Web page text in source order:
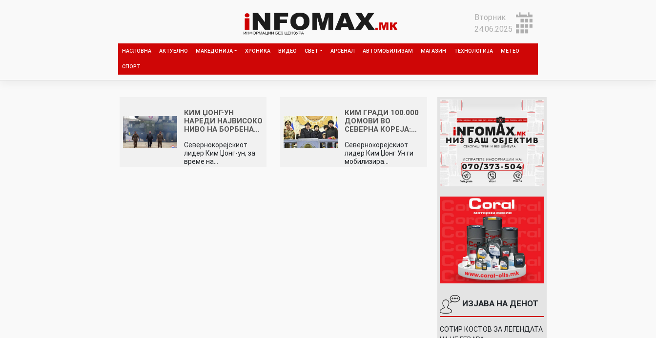
Вторник
24.06.2025
НАСЛОВНА АКТУЕЛНО МАКЕДОНИЈА ХРОНИКА ВИДЕО СВЕТ АРСЕНАЛ АВТОМОБИЛИЗАМ МАГАЗИН ТЕХНОЛОГИЈА МЕТЕО
СПОРТ
КИМ ЏОНГ-УН
НАРЕДИ НАЈВИСОКО
НИВО НА БОРБЕНА…
Севернокорејскиот
лидер Ким Џонг-ун, за
време на…
КИМ ГРАДИ 100.000
ДОМОВИ ВО
СЕВЕРНА КОРЕЈА:…
Севернокорејскиот
лидер Ким Џонг Ун ги
мобилизира…
ИЗЈАВА НА ДЕНОТ
СОТИР КОСТОВ ЗА ЛЕГЕНДАТА